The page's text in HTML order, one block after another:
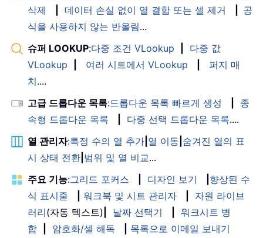
삭제
데이터 손실 없이 열 결합 또는 셀 제거
공
식을 사용하지 않는 반올림...
슈퍼 LOOKUP:다중 조건 VLookup
다중 값
VLookup
여러 시트에서 VLookup
퍼지 매
치....
고급 드롭다운 목록:드롭다운 목록 빠르게 생성
종
속형 드롭다운 목록
다중 선택 드롭다운 목록....
열 관리자:특정 수의 열 추가 열 이동 숨겨진 열의 표
시 상태 전환 범위 및 열 비교...
주요 기능:그리드 포커스 디자인 보기
향상된 수
식 표시줄
워크북 및 시트 관리자
자원 라이브
러리(자동 텍스트) 날짜 선택기
워크시트 병
합
암호화/셀 해독
목록으로 이메일 보내기